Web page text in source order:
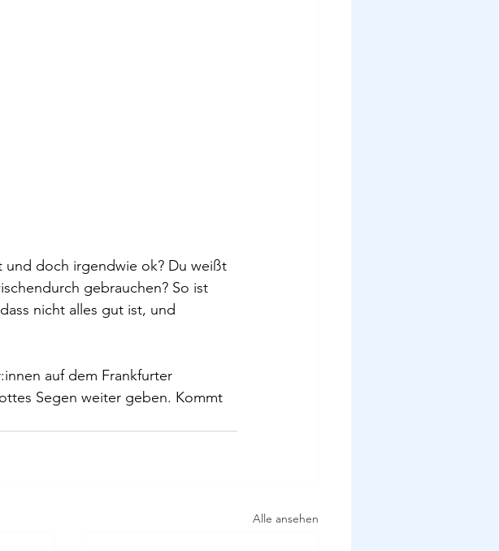
und doch irgendwie ok? Du weißt
gebrauchen? So ist
nicht alles gut ist, und
auf dem Frankfurter
Segen weiter geben. Kommt
Alle ansehen